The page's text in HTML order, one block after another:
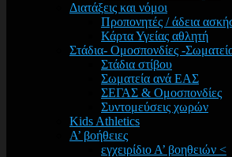
Διατάξεις και νόμοι
Προπονητές / άδεια
Κάρτα Υγείας αθλητή
Στάδια- Ομοσπονδίες -
Στάδια στίβου
Σωματεία ανά ΕΑΣ
ΣΕΓΑΣ & Ομοσπονδίες
Συντομεύσεις χωρών
Kids Athletics
Α’ βοήθειες
εγχειρίδιο Α’ βοηθειών <